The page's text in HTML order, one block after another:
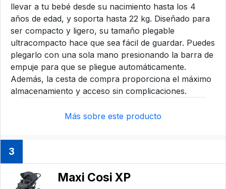
llevar a tu bebé desde su nacimiento hasta los 4
años de edad, y soporta hasta 22 kg. Diseñado para
ser compacto y ligero, su tamaño plegable
ultracompacto hace que sea fácil de guardar. Puedes
plegarlo con una sola mano presionando la barra de
empuje para que se pliegue automáticamente.
Además, la cesta de compra proporciona el máximo
almacenamiento y acceso sin complicaciones.
Más sobre este producto
3
Maxi Cosi XP